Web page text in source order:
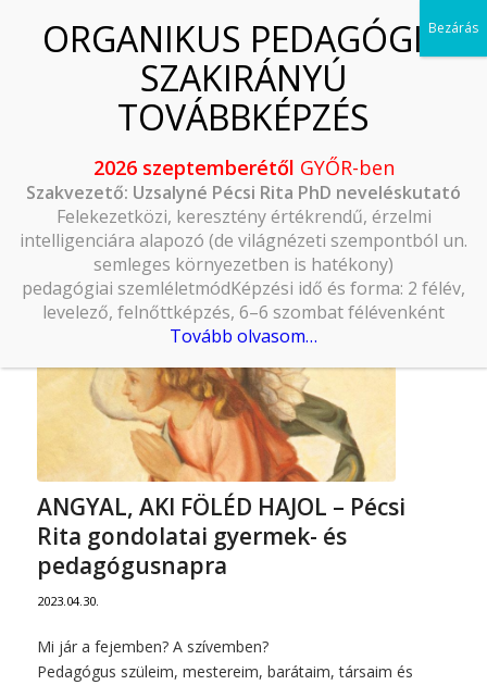
ANGYAL, AKI FÖLÉD HAJOL – Pécsi
Rita gondolatai gyermek- és
pedagógusnapra
2023.04.30.
Mi jár a fejemben? A szívemben?
Pedagógus szüleim, mestereim, barátaim, társaim és
2026 szeptemberétől GYŐR-ben
Szakvezető: Uzsalyné Pécsi Rita PhD neveléskutató
Felekezetközi, keresztény értékrendű, érzelmi
intelligenciára alapozó (de világnézeti szempontból un.
semleges környezetben is hatékony)
pedagógiai szemléletmódKépzési idő és forma: 2 félév,
levelező, felnőttképzés, 6–6 szombat félévenként
Tovább olvasom…